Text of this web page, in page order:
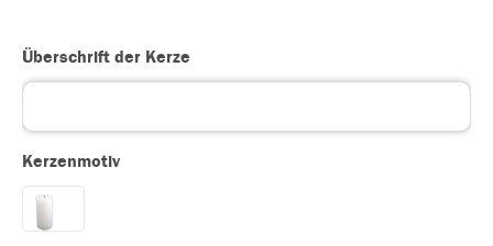
Überschrift der Kerze
Kerzenmotiv